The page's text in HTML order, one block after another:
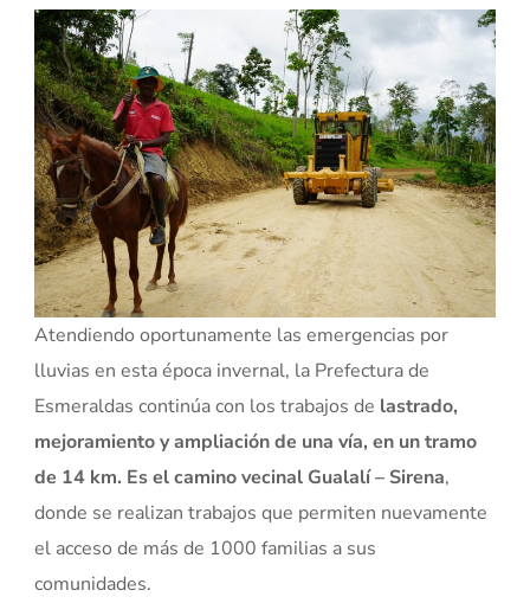
Atendiendo oportunamente las emergencias por
lluvias en esta época invernal, la Prefectura de
Esmeraldas continúa con los trabajos de lastrado,
mejoramiento y ampliación de una vía, en un tramo
de 14 km. Es el camino vecinal Gualalí – Sirena,
donde se realizan trabajos que permiten nuevamente
el acceso de más de 1000 familias a sus
comunidades.